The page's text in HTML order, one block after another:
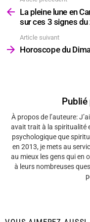
plus
La pleine lune en
sur ces 3 signes
Article suivant
Horoscope du
Publié
À propos de l’auteure:
avait trait à la spiritualité
psychologique que
en 2013, je mets au
au mieux les gens qui en
à leurs nombreuses